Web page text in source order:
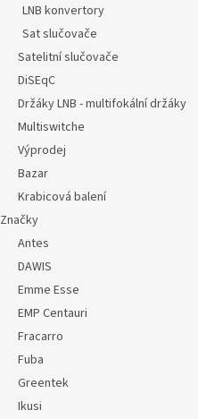
LNB konvertory
Sat slučovače
Satelitní slučovače
DiSEqC
Držáky LNB - multifokální držáky
Multiswitche
Výprodej
Bazar
Krabicová balení
Značky
Antes
DAWIS
Emme Esse
EMP Centauri
Fracarro
Fuba
Greentek
Ikusi